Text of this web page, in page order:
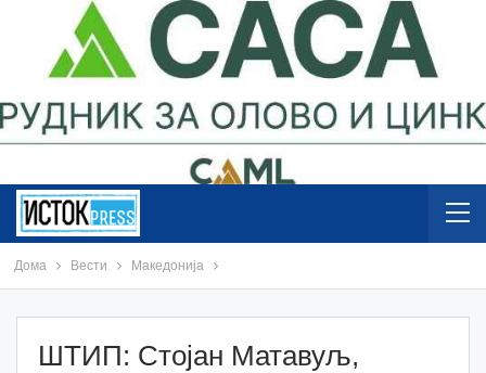
Дома Вести Македонија
ШТИП: Стојан Матавуљ,